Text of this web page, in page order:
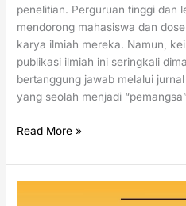
penelitian. Perguruan tinggi dan
mendorong mahasiswa dan
karya ilmiah mereka. Namun,
publikasi ilmiah ini seringkali
bertanggung jawab melalui
yang seolah menjadi
Read More »